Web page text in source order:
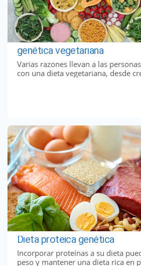
genética vegetariana
Varias razones llevan a las
con una dieta vegetariana, desde
Dieta proteica genética
Incorporar proteínas a su dieta
peso y mantener una dieta rica en